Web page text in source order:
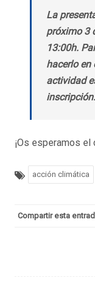
La
próximo 3
13:00h.
hacerlo en
actividad
inscripción.
¡Os esperamos el
acción climática
Compartir esta